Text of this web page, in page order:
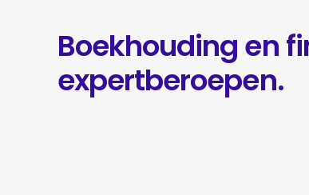
Boekhouding en
expertberoepen.